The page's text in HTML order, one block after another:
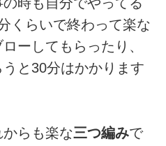
くらいで終わって楽な
ーしてもらったり、
と30分はかかります
らも楽な三つ編みで